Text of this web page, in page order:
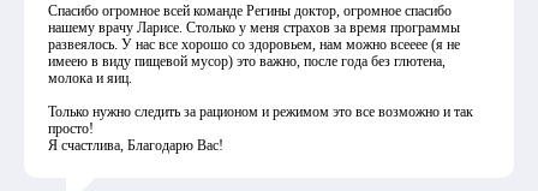
Спасибо огромное всей команде Регины доктор, огромное спасибо
нашему врачу Ларисе. Столько у меня страхов за время программы
развеялось. У нас все хорошо со здоровьем, нам можно всееее (я не
имеею в виду пищевой мусор) это важно, после года без глютена,
молока и яиц.
Только нужно следить за рационом и режимом это все возможно и так
просто!
Я счастлива, Благодарю Вас!